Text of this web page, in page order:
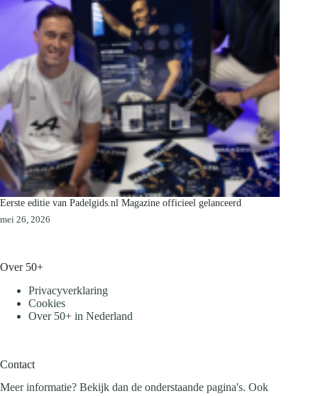
Eerste editie van Padelgids.nl Magazine officieel gelanceerd
mei 26, 2026
Over 50+
Privacyverklaring
Cookies
Over 50+ in Nederland
Contact
Meer informatie? Bekijk dan de onderstaande pagina's. Ook